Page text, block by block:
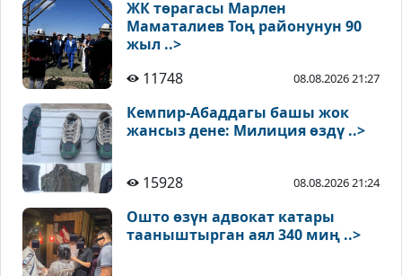
ЖК төрагасы Марлен
Маматалиев Тоң районунун 90
жыл ..>
11748
08.08.2026 21:27
Кемпир-Абаддагы башы жок
жансыз дене: Милиция өздү ..>
15928 08.08.2026 21:24
Ошто өзүн адвокат катары
тааныштырган аял 340 миң ..>